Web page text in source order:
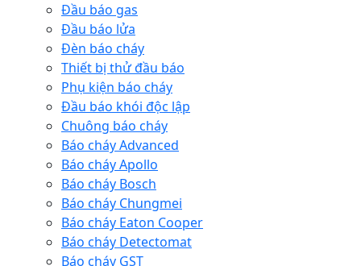
Đầu báo gas
Đầu báo lửa
Đèn báo cháy
Thiết bị thử đầu báo
Phụ kiện báo cháy
Đầu báo khói độc lập
Chuông báo cháy
Báo cháy Advanced
Báo cháy Apollo
Báo cháy Bosch
Báo cháy Chungmei
Báo cháy Eaton Cooper
Báo cháy Detectomat
Báo cháy GST